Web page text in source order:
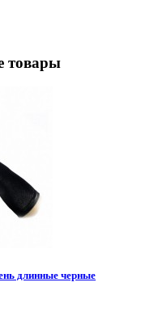
товары
длинные черные